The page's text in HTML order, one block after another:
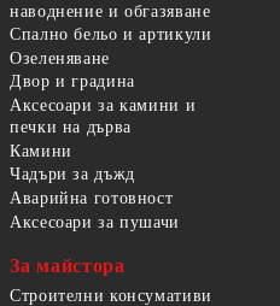
наводнение и обгазяване
Спално бельо и артикули
Озеленяване
Двор и градина
Аксесоари за камини и
печки на дърва
Камини
Чадъри за дъжд
Аварийна готовност
Аксесоари за пушачи
За майстора
Строителни консумативи